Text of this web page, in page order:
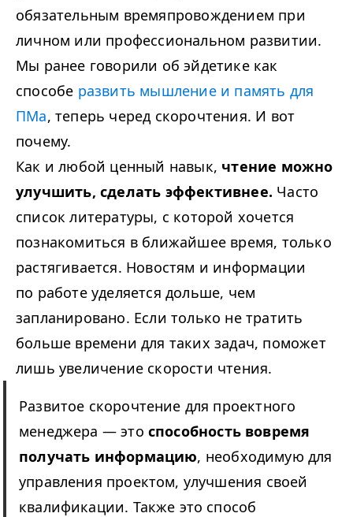
обязательным времяпровождением при
личном или профессиональном развитии.
Мы ранее говорили об эйдетике как
способе развить мышление и память для
ПМа, теперь черед скорочтения. И вот
почему.
Как и любой ценный навык, чтение можно
улучшить, сделать эффективнее. Часто
список литературы, с которой хочется
познакомиться в ближайшее время, только
растягивается. Новостям и информации
по работе уделяется дольше, чем
запланировано. Если только не тратить
больше времени для таких задач, поможет
лишь увеличение скорости чтения.
Развитое скорочтение для проектного
менеджера — это способность вовремя
получать информацию, необходимую для
управления проектом, улучшения своей
квалификации. Также это способ